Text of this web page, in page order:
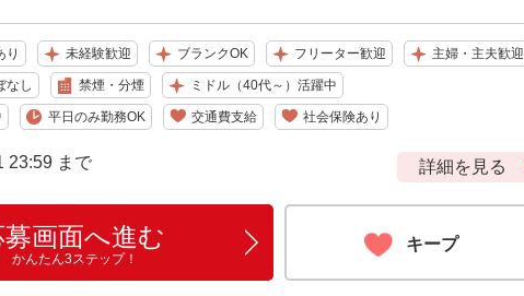
り 未経験歓迎 ブランクOK フリーター歓迎 主婦・主夫歓迎
なし 禁煙・分煙 ミドル（40代～）活躍中
平日のみ勤務OK 交通費支給 社会保険あり
23:59 まで 詳細を見る
募画面へ進む
かんたん3ステップ！
キープ